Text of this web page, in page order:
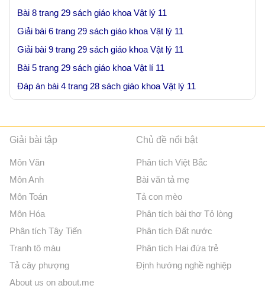
Bài 8 trang 29 sách giáo khoa Vật lý 11
Giải bài 6 trang 29 sách giáo khoa Vật lý 11
Giải bài 9 trang 29 sách giáo khoa Vật lý 11
Bài 5 trang 29 sách giáo khoa Vật lí 11
Đáp án bài 4 trang 28 sách giáo khoa Vật lý 11
Giải bài tập
Môn Văn
Môn Anh
Môn Toán
Môn Hóa
Phân tích Tây Tiến
Tranh tô màu
Tả cây phượng
About us on about.me
Chủ đề nổi bật
Phân tích Việt Bắc
Bài văn tả mẹ
Tả con mèo
Phân tích bài thơ Tỏ lòng
Phân tích Đất nước
Phân tích Hai đứa trẻ
Định hướng nghề nghiệp